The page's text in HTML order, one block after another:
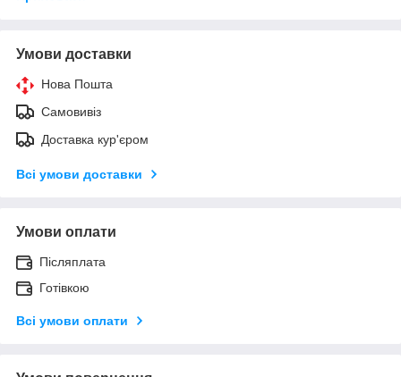
Умови доставки
Нова Пошта
Самовивіз
Доставка кур'єром
Всі умови доставки
Умови оплати
Післяплата
Готівкою
Всі умови оплати